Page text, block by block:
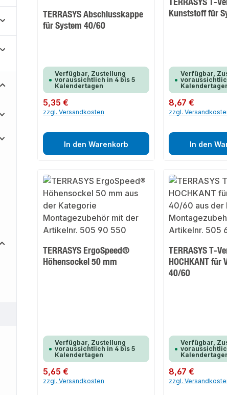
TERRASYS Abschlusskappe
für System 40/60
Verfügbar, Zustellung
voraussichtlich in 4 bis 5
Kalendertagen
Regulärer Preis:
5,35 €
zzgl. Versandkosten
In den Warenkorb
Kunststoff für
Verfügbar,
Regulärer Preis:
8,67 €
zzgl.
In den
TERRASYS ErgoSpeed®
Höhensockel 50 mm
Verfügbar, Zustellung
voraussichtlich in 4 bis 5
Kalendertagen
Regulärer Preis:
5,65 €
zzgl. Versandkosten
TERRASYS T-
HOCHKANT für
40/60
Verfügbar,
Regulärer Preis:
8,67 €
zzgl.